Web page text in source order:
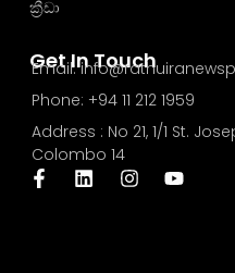
Get In Touch
Email:
Phone: +94 11 212 1959
Address : No 21, 1/1 St.
Colombo 14
ක්‍රීඩා